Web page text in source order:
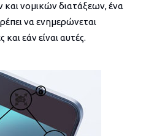
νομικών διατάξεων, ένα
να ενημερώνεται
εάν είναι αυτές.